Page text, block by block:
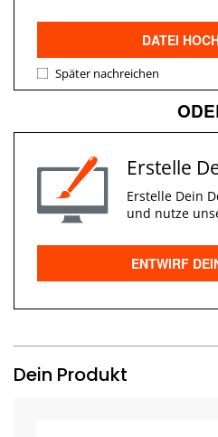
DATEI
Später nachreichen
Erstelle
Erstelle Dein
und nutze
ENTWIRF
Dein Produkt